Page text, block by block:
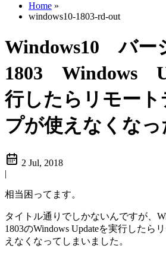
Home »
windows10-1803-rd-out
Windows10 バー
1803 Windows
行したらリモート
プが使えなくなっ
2 Jul, 2018
|
相当困ってます。
タイトル通りでしかないんですが、
1803のWindows Updateを実行したら
えなくなってしまいました。